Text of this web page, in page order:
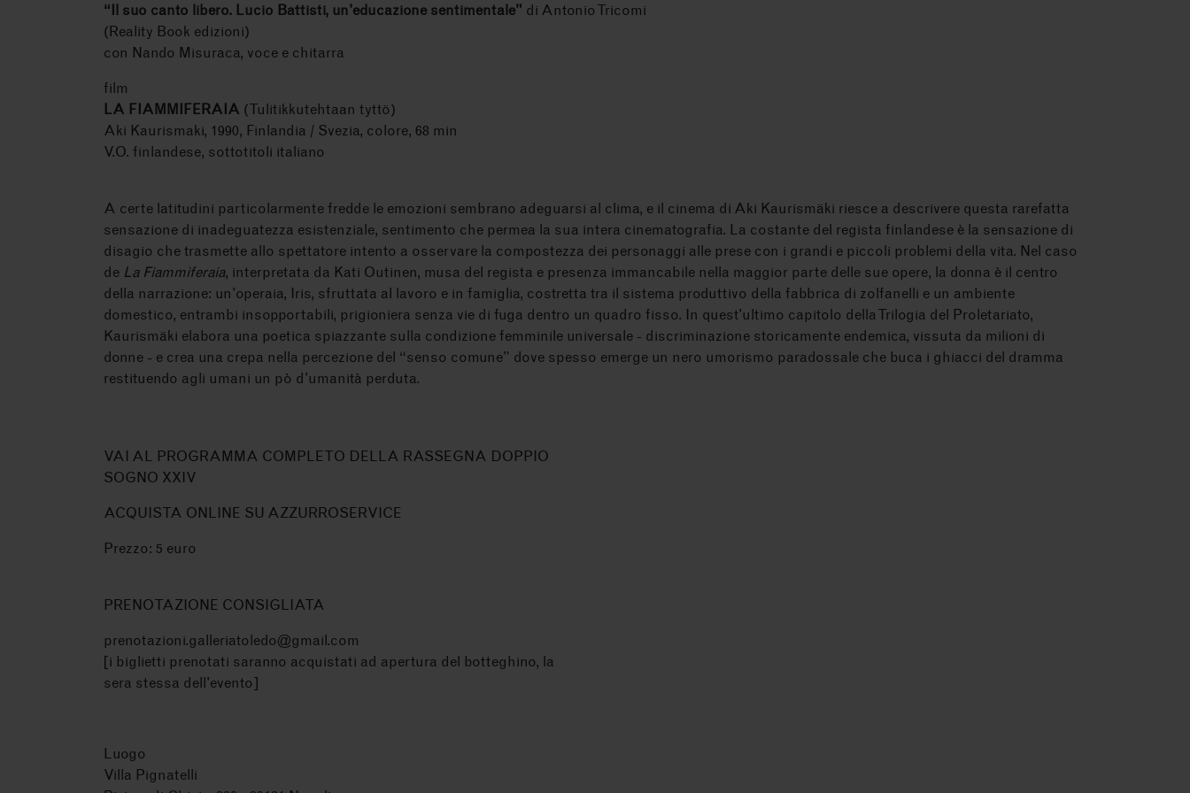
“Il suo canto libero. Lucio Battisti, un'educazione sentimentale" di Antonio Tricomi
(Reality Book edizioni)
con Nando Misuraca, voce e chitarra
film
LA FIAMMIFERAIA (Tulitikkutehtaan tyttö)
Aki Kaurismaki, 1990, Finlandia / Svezia, colore, 68 min
V.O. finlandese, sottotitoli italiano
A certe latitudini particolarmente fredde le emozioni sembrano adeguarsi al clima, e il cinema di Aki Kaurismäki riesce a descrivere questa rarefatta
sensazione di inadeguatezza esistenziale, sentimento che permea la sua intera cinematografia. La costante del regista finlandese è la sensazione di
disagio che trasmette allo spettatore intento a osservare la compostezza dei personaggi alle prese con i grandi e piccoli problemi della vita. Nel caso
de La Fiammiferaia, interpretata da Kati Outinen, musa del regista e presenza immancabile nella maggior parte delle sue opere, la donna è il centro
della narrazione: un’operaia, Iris, sfruttata al lavoro e in famiglia, costretta tra il sistema produttivo della fabbrica di zolfanelli e un ambiente
domestico, entrambi insopportabili, prigioniera senza vie di fuga dentro un quadro fisso. In quest'ultimo capitolo della Trilogia del Proletariato,
Kaurismäki elabora una poetica spiazzante sulla condizione femminile universale - discriminazione storicamente endemica, vissuta da milioni di
donne - e crea una crepa nella percezione del “senso comune” dove spesso emerge un nero umorismo paradossale che buca i ghiacci del dramma
restituendo agli umani un pò d'umanità perduta.
VAI AL PROGRAMMA COMPLETO DELLA RASSEGNA DOPPIO
SOGNO XXIV
ACQUISTA ONLINE SU AZZURROSERVICE
Prezzo: 5 euro
PRENOTAZIONE CONSIGLIATA
prenotazioni.galleriatoledo@gmail.com
[i biglietti prenotati saranno acquistati ad apertura del botteghino, la
sera stessa dell'evento]
Luogo
Villa Pignatelli